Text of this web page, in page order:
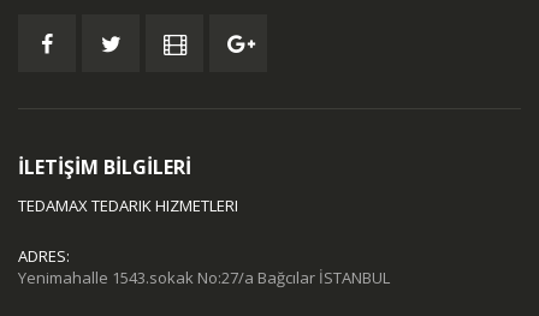
İLETİŞİM BİLGİLERİ
TEDAMAX TEDARIK HIZMETLERI
ADRES:
Yenimahalle 1543.sokak No:27/a Bağcılar İSTANBUL